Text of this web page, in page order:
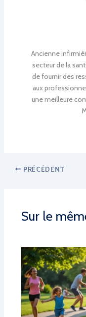
Ancienne
secteur de la
de fournir des
aux
une meilleure
PRÉCÉDENT
Sur le